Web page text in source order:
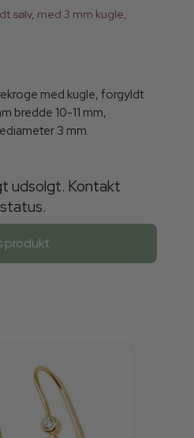
sølv, med 3 mm kugle,
med kugle, forgyldt
bredde 10-11 mm,
3 mm.
udsolgt. Kontakt
produkt